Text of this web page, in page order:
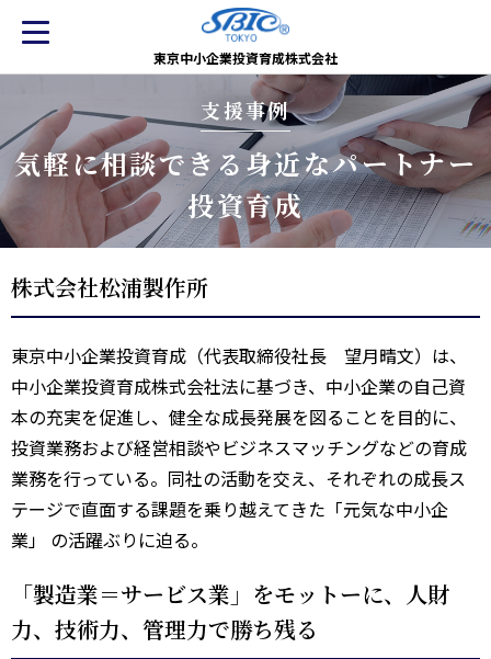
東京中小企業投資育成株式会社
支援事例
気軽に相談できる身近なパートナー
投資育成
株式会社松浦製作所
東京中小企業投資育成（代表取締役社長 望月晴文）は、
中小企業投資育成株式会社法に基づき、中小企業の自己資
本の充実を促進し、健全な成長発展を図ることを目的に、
投資業務および経営相談やビジネスマッチングなどの育成
業務を行っている。同社の活動を交え、それぞれの成長ス
テージで直面する課題を乗り越えてきた「元気な中小企
業」 の活躍ぶりに迫る。
「製造業＝サービス業」をモットーに、人財
力、技術力、管理力で勝ち残る